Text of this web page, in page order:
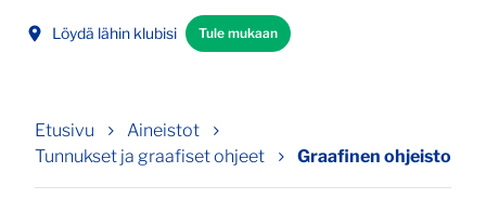
Löydä lähin klubisi Tule mukaan
Etusivu
Aineistot
Tunnukset ja graafiset ohjeet
Graafinen ohjeisto